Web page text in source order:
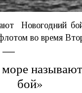
Новогодний
во время
бой»